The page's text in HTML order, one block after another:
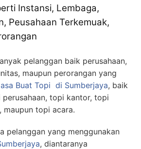
Instansi, Lembaga,
Peusahaan Terkemuak,
pelanggan baik perusahaan,
maupun perorangan yang
Buat Topi di Sumberjaya, baik
topi kantor, topi
maupun topi acara.
pelanggan yang menggunakan
, diantaranya